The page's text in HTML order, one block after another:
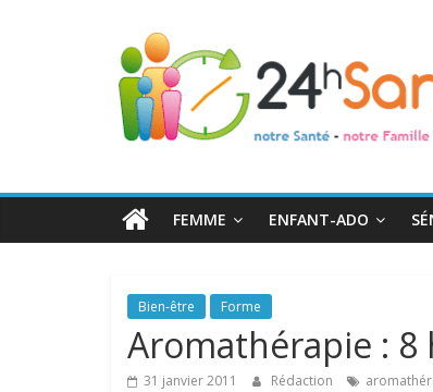
24h
Santé
toute
FEMME ENFANT-ADO
Bien-être Forme
Aromathérapie : 8
31 janvier 2011 Rédaction